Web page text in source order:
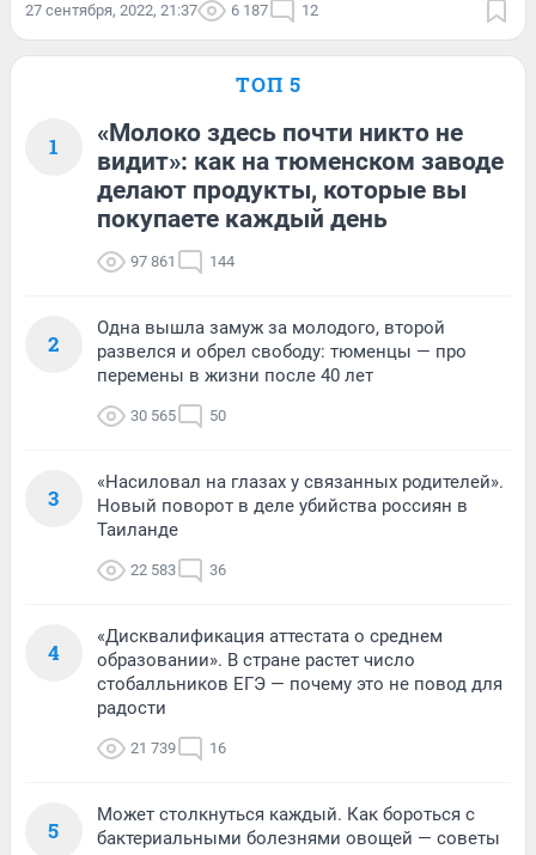
27 сентября, 2022, 21:37 6 187 12
ТОП 5
1
«Молоко здесь почти никто не
видит»: как на тюменском заводе
делают продукты, которые вы
покупаете каждый день
97 861 144
2
Одна вышла замуж за молодого, второй
развелся и обрел свободу: тюменцы — про
перемены в жизни после 40 лет
30 565 50
3
«Насиловал на глазах у связанных родителей».
Новый поворот в деле убийства россиян в
Таиланде
22 583 36
4
«Дисквалификация аттестата о среднем
образовании». В стране растет число
стобалльников ЕГЭ — почему это не повод для
радости
21 739 16
5
Может столкнуться каждый. Как бороться с
бактериальными болезнями овощей — советы